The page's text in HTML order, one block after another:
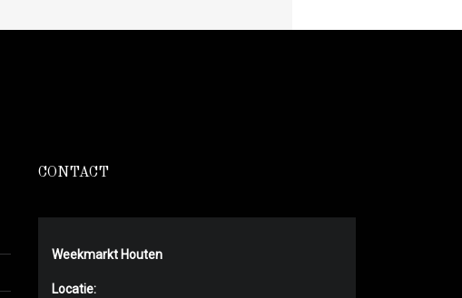
CONTACT
Weekmarkt Houten
Locatie: